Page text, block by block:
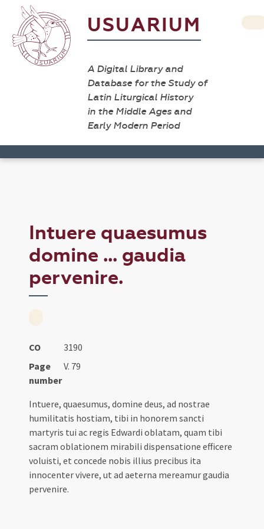
USUARIUM
A Digital Library and
Database for the Study of
Latin Liturgical History
in the Middle Ages and
Early Modern Period
Intuere quaesumus
domine ... gaudia
pervenire.
CO
3190
Page
number
V. 79
Intuere, quaesumus, domine deus, ad nostrae
humilitatis hostiam, tibi in honorem sancti
martyris tui ac regis Edwardi oblatam, quam tibi
sacram oblationem mirabili dispensatione efficere
voluisti, et concede nobis illius precibus ita
innocenter vivere, ut ad aeterna mereamur gaudia
pervenire.